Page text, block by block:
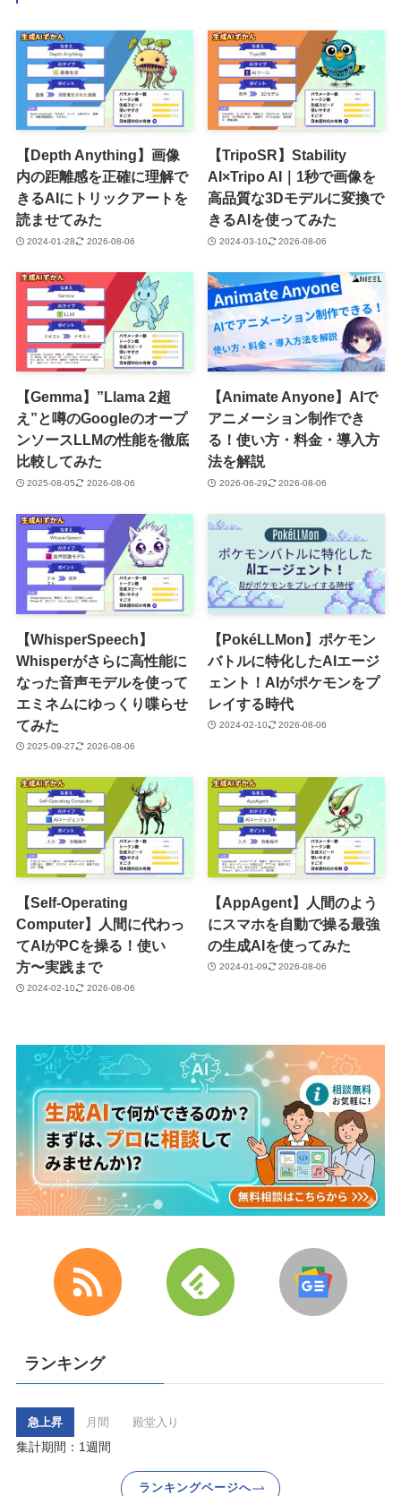
【Depth Anything】画像
内の距離感を正確に理解で
きるAIにトリックアートを
読ませてみた
2024-01-28 2026-08-06
【TripoSR】Stability
AI×Tripo AI｜1秒で画像を
高品質な3Dモデルに変換で
きるAIを使ってみた
2024-03-10 2026-08-06
【Gemma】”Llama 2超
え”と噂のGoogleのオープ
ンソースLLMの性能を徹底
比較してみた
2025-08-05 2026-08-06
【Animate Anyone】AIで
アニメーション制作でき
る！使い方・料金・導入方
法を解説
2026-06-29 2026-08-06
【WhisperSpeech】
Whisperがさらに高性能に
なった音声モデルを使って
エミネムにゆっくり喋らせ
てみた
2025-09-27 2026-08-06
【PokéLLMon】ポケモン
バトルに特化したAIエージ
ェント！AIがポケモンをプ
レイする時代
2024-02-10 2026-08-06
【Self-Operating
Computer】人間に代わっ
てAIがPCを操る！使い
方〜実践まで
2024-02-10 2026-08-06
【AppAgent】人間のよう
にスマホを自動で操る最強
の生成AIを使ってみた
2024-01-09 2026-08-06
ランキング
急上昇 月間 殿堂入り
集計期間：1週間
ランキングページへ